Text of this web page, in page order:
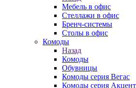
Мебель в офис
Стеллажи в офис
Бренч-системы
Столы в офис
Комоды
Назад
Комоды
Обувницы
Комоды серия Вегас
Комоды серия